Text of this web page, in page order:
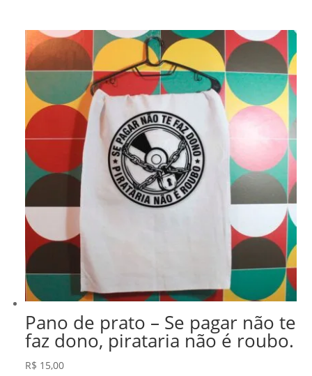
Pano de prato – Se pagar não te
faz dono, pirataria não é roubo.
R$ 15,00